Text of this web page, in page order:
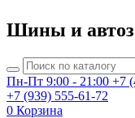
Шины и
Пн-Пт 9:00 - 21:00 +7
+7 (939) 555-61-72
0 Корзина